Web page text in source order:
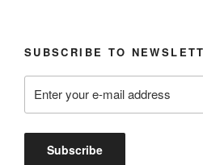
SUBSCRIBE TO